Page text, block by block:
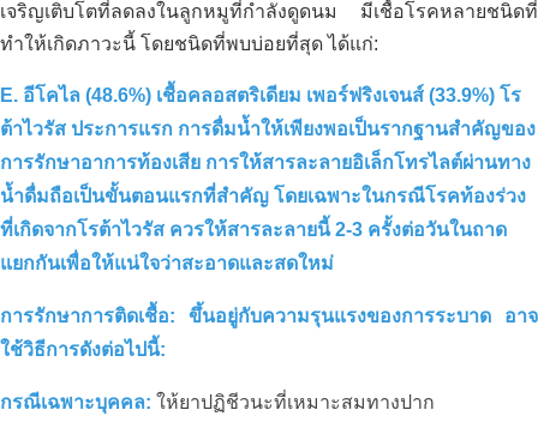
เจริญเติบโตที่ลดลงในลูกหมูที่กำลังดูดนม มีเชื้อโรคหลายชนิดที่
ทำให้เกิดภาวะนี้ โดยชนิดที่พบบ่อยที่สุด ได้แก่:
E. อีโคไล (48.6%) เชื้อคลอสตริเดียม เพอร์ฟริงเจนส์ (33.9%) โร
ต้าไวรัส ประการแรก การดื่มน้ำให้เพียงพอเป็นรากฐานสำคัญของ
การรักษาอาการท้องเสีย การให้สารละลายอิเล็กโทรไลต์ผ่านทาง
น้ำดื่มถือเป็นขั้นตอนแรกที่สำคัญ โดยเฉพาะในกรณีโรคท้องร่วง
ที่เกิดจากโรต้าไวรัส ควรให้สารละลายนี้ 2-3 ครั้งต่อวันในถาด
แยกกันเพื่อให้แน่ใจว่าสะอาดและสดใหม่
การรักษาการติดเชื้อ: ขึ้นอยู่กับความรุนแรงของการระบาด อาจ
ใช้วิธีการดังต่อไปนี้:
กรณีเฉพาะบุคคล: ให้ยาปฏิชีวนะที่เหมาะสมทางปาก
สารละลายคาร์บอนอินทรีย์สำหรับพื้นที่
บำบัดน้ำเสีย _ โรงงานแปรรูปนม จวงโท –
ทูดึ๊ก – เมือง โฮจิมินห์